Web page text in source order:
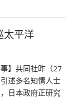
太平洋
事】共同社昨（27
述多名知情人士
日本政府正研究